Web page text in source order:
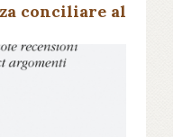
conciliare al